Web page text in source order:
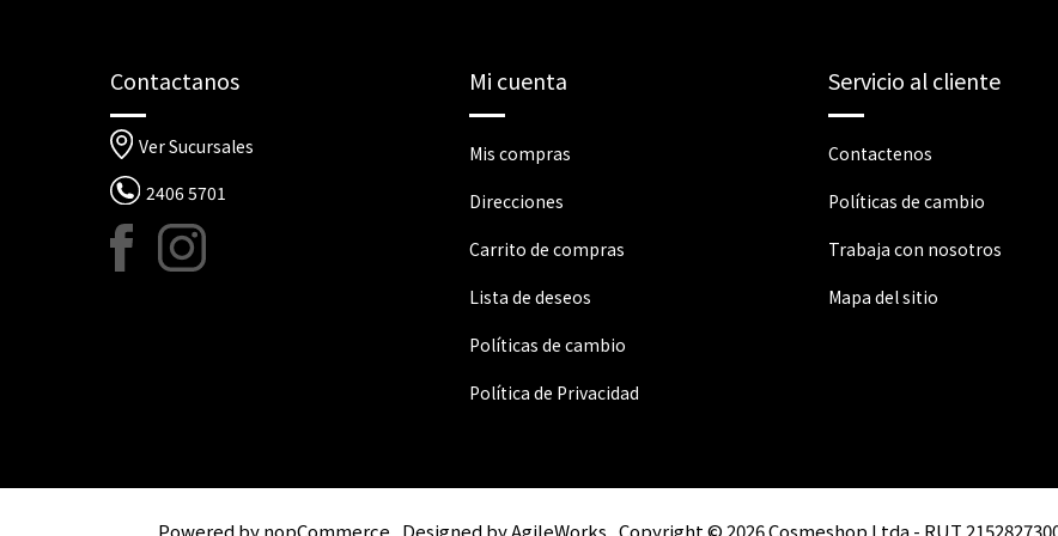
Contactanos
Ver Sucursales
2406 5701
Mi cuenta
Mis compras
Direcciones
Carrito de compras
Lista de deseos
Políticas de cambio
Política de Privacidad
Servicio al cliente
Contactenos
Políticas de cambio
Trabaja con nosotros
Mapa del sitio
Powered bynopCommerce Designed byAgileWorks Copyright © 2026 Cosmeshop Ltda - RUT